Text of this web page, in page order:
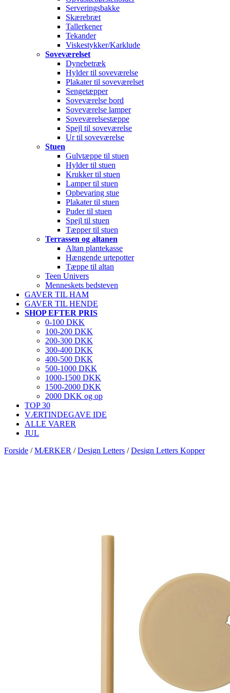
Serveringsbakke
Skærebræt
Tallerkener
Tekander
Viskestykker/Karklude
Soveværelset
Dynebetræk
Hylder til soveværelse
Plakater til soveværelset
Sengetæpper
Soveværelse bord
Soveværelse lamper
Soveværelsestæppe
Spejl til soveværelse
Ur til soveværelse
Stuen
Gulvtæppe til stuen
Hylder til stuen
Krukker til stuen
Lamper til stuen
Opbevaring stue
Plakater til stuen
Puder til stuen
Spejl til stuen
Tæpper til stuen
Terrassen og altanen
Altan plantekasse
Hængende urtepotter
Tæppe til altan
Teen Univers
Menneskets bedsteven
GAVER TIL HAM
GAVER TIL HENDE
SHOP EFTER PRIS
0-100 DKK
100-200 DKK
200-300 DKK
300-400 DKK
400-500 DKK
500-1000 DKK
1000-1500 DKK
1500-2000 DKK
2000 DKK og op
TOP 30
VÆRTINDEGAVE IDE
ALLE VARER
JUL
Forside /MÆRKER /Design Letters /Design Letters Kopper